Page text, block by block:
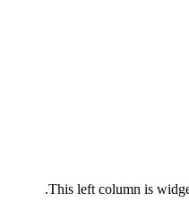
This left column is